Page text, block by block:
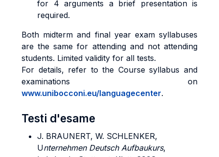
for 4 arguments a brief presentation is
required.
Both midterm and final year exam syllabuses
are the same for attending and not attending
students. Limited validity for all tests.
For details, refer to the Course syllabus and
examinations on
www.unibocconi.eu/languagecenter.
Testi d'esame
J. BRAUNERT, W. SCHLENKER,
Unternehmen Deutsch Aufbaukurs,